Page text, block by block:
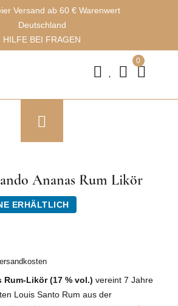
Versand ab 60 € Warenwert
Deutschland
HILFE BEI FRAGEN
0
Ananas Rum Likör
ERHÄLTLICH
Rum-Likör (17 % vol.) vereint 7 Jahre
Louis Santo Rum aus der